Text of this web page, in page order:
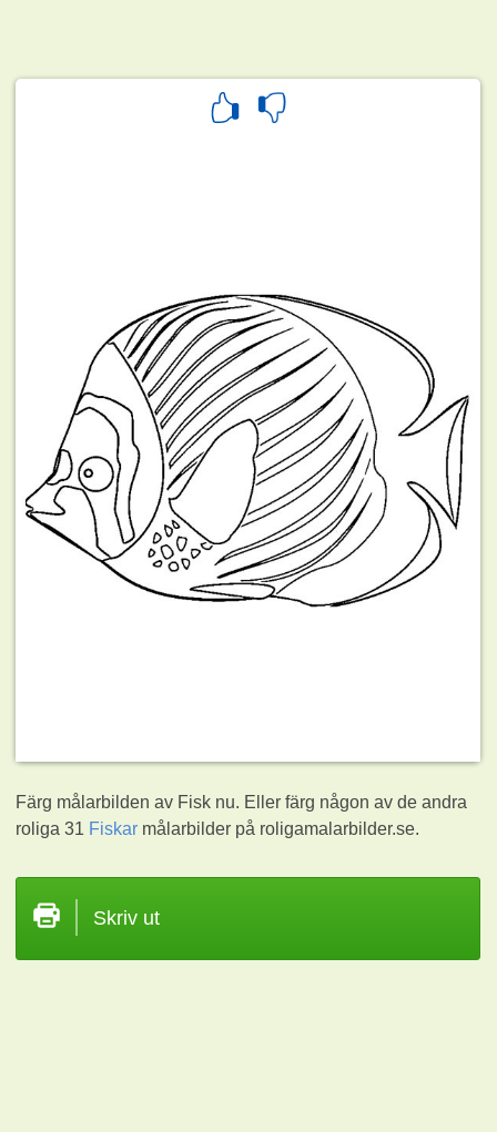
Färg målarbilden av Fisk nu. Eller färg någon av de andra
roliga 31 Fiskar målarbilder på roligamalarbilder.se.
Skriv ut